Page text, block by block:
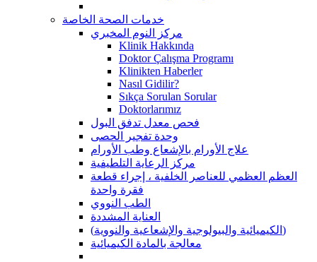
خدمات الصحة الخاصة
مركز النوم المخبري
Klinik Hakkında
Doktor Çalışma Programı
Klinikten Haberler
Nasıl Gidilir?
Sıkça Sorulan Sorular
Doktorlarımız
فحص معدل تدفق البول
وحدة تفجير الحصى
علاج الأورام بالإشعاع وطب الأورام
مركز الرعاية التلطيفية
العظم العظمي للعناصر الخلفية ، إجراء قطعة
فقرة واحدة
الطب النووي
العناية المشددة
(الكيميائية والبيولوجية والإشعاعية والنووية)
معالجة بالمادة الكيميائية